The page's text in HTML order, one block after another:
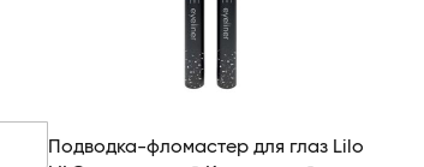
Подводка-фломастер для глаз Lilo